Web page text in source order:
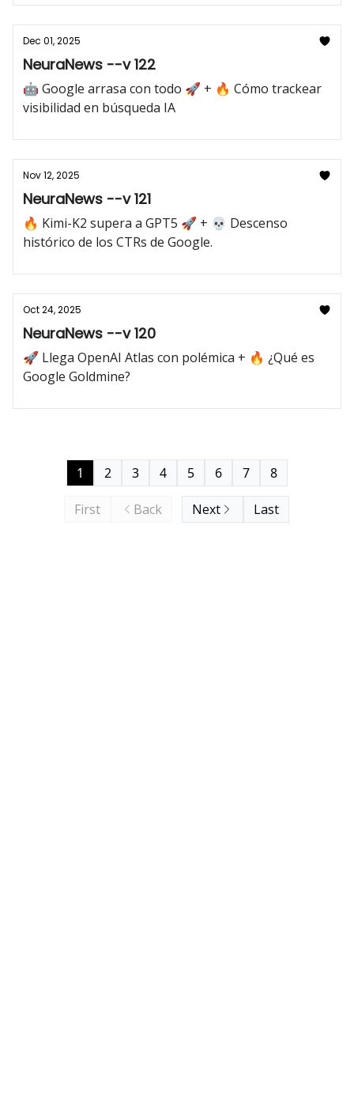
Dec 01, 2025
NeuraNews --v 122
🤖 Google arrasa con todo 🚀 + 🔥 Cómo trackear
visibilidad en búsqueda IA
Nov 12, 2025
NeuraNews --v 121
🔥 Kimi-K2 supera a GPT5 🚀 + 💀 Descenso
histórico de los CTRs de Google.
Oct 24, 2025
NeuraNews --v 120
🚀 Llega OpenAI Atlas con polémica + 🔥 ¿Qué es
Google Goldmine?
First Back
1 2 3 4 5 6 7 8
Next Last